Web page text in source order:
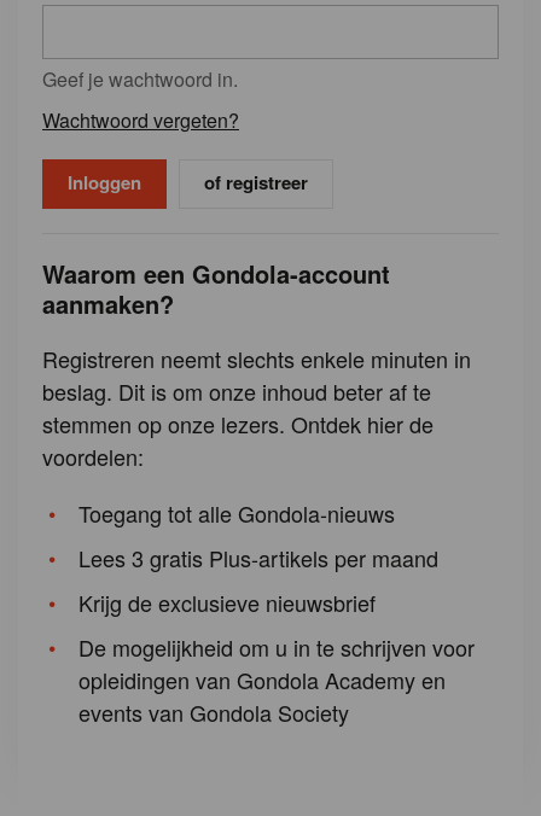
Geef je wachtwoord in.
Wachtwoord vergeten?
of registreer
Waarom een Gondola-account
aanmaken?
Registreren neemt slechts enkele minuten in
beslag. Dit is om onze inhoud beter af te
stemmen op onze lezers. Ontdek hier de
voordelen:
Toegang tot alle Gondola-nieuws
Lees 3 gratis Plus-artikels per maand
Krijg de exclusieve nieuwsbrief
De mogelijkheid om u in te schrijven voor
opleidingen van Gondola Academy en
events van Gondola Society